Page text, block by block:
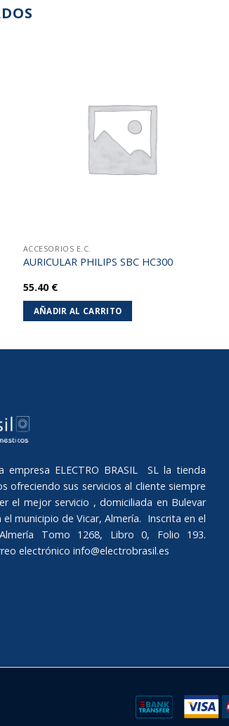
ACCESORIOS E.C.
AURICULAR PHILIPS SBC HC300
55.40 €
AÑADIR AL CARRITO
ELECTRO BRASIL SL la tienda
ofreciendo sus servicios al cliente siempre
el mejor servicio , domiciliada en Bulevar
el municipio de Vicar, Almería. Inscrita en el
Tomo 1268, Libro 0, Folio 193.
electrónico info@electrobrasil.es